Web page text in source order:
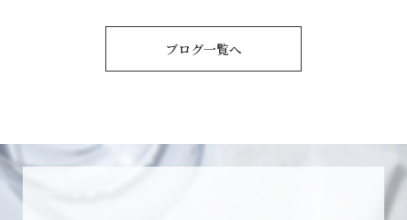
ブログ一覧へ